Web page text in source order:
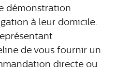
démonstration
à leur domicile.
de vous fournir un
directe ou